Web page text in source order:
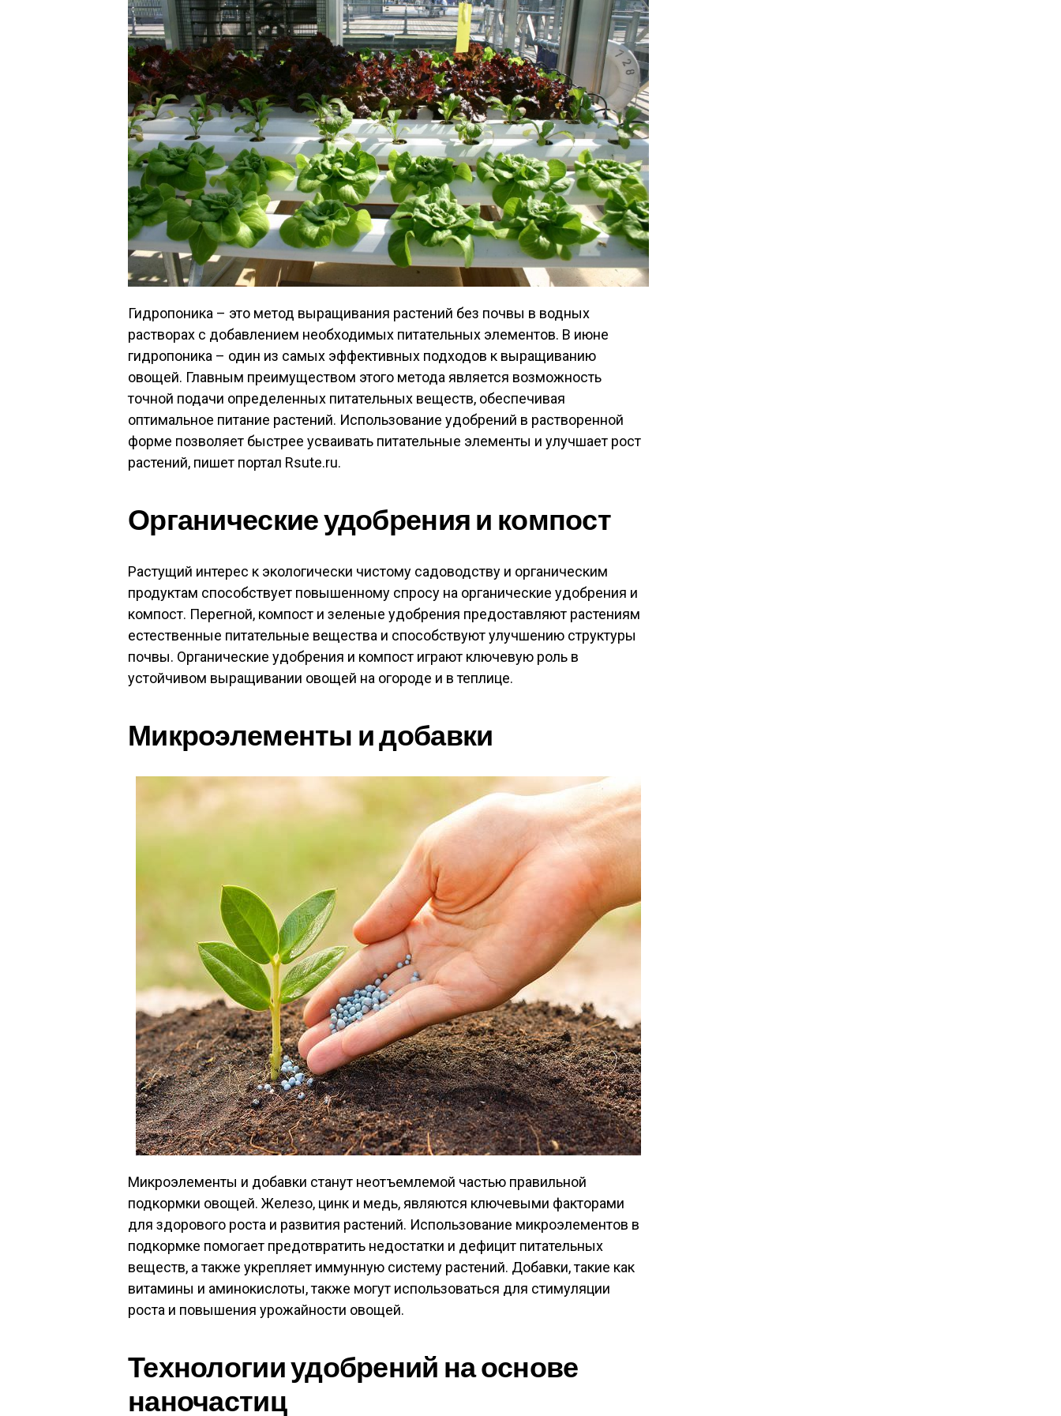
Гидропоника – это метод выращивания растений без почвы в водных
растворах с добавлением необходимых питательных элементов. В июне
гидропоника – один из самых эффективных подходов к выращиванию
овощей. Главным преимуществом этого метода является возможность
точной подачи определенных питательных веществ, обеспечивая
оптимальное питание растений. Использование удобрений в растворенной
форме позволяет быстрее усваивать питательные элементы и улучшает рост
растений, пишет портал Rsute.ru.
Органические удобрения и компост
Растущий интерес к экологически чистому садоводству и органическим
продуктам способствует повышенному спросу на органические удобрения и
компост. Перегной, компост и зеленые удобрения предоставляют растениям
естественные питательные вещества и способствуют улучшению структуры
почвы. Органические удобрения и компост играют ключевую роль в
устойчивом выращивании овощей на огороде и в теплице.
Микроэлементы и добавки
Микроэлементы и добавки станут неотъемлемой частью правильной
подкормки овощей. Железо, цинк и медь, являются ключевыми факторами
для здорового роста и развития растений. Использование микроэлементов в
подкормке помогает предотвратить недостатки и дефицит питательных
веществ, а также укрепляет иммунную систему растений. Добавки, такие как
витамины и аминокислоты, также могут использоваться для стимуляции
роста и повышения урожайности овощей.
Технологии удобрений на основе
наночастиц